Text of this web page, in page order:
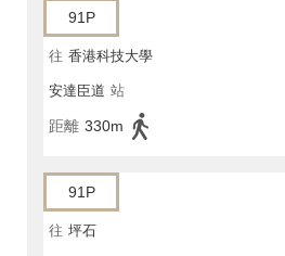
91P
往 香港科技大學
安達臣道 站
距離 330m
91P
往 坪石